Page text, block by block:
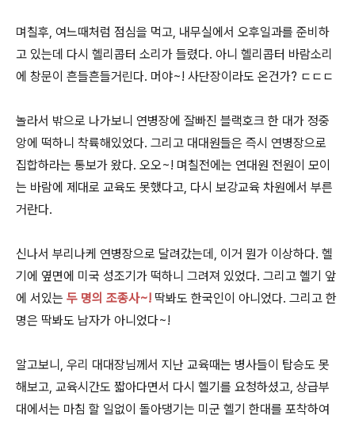
며칠후, 여느때처럼 점심을 먹고, 내무실에서 오후일과를 준비하
고 있는데 다시 헬리콥터 소리가 들렸다. 아니 헬리콥터 바람소리
에 창문이 흔들흔들거린다. 머야~! 사단장이라도 온건가? ㄷㄷㄷ
놀라서 밖으로 나가보니 연병장에 잘빠진 블랙호크 한 대가 정중
앙에 떡하니 착륙해있었다. 그리고 대대원들은 즉시 연병장으로
집합하라는 통보가 왔다. 오오~! 며칠전에는 연대원 전원이 모이
는 바람에 제대로 교육도 못했다고, 다시 보강교육 차원에서 부른
거란다.
신나서 부리나케 연병장으로 달려갔는데, 이거 뭔가 이상하다. 헬
기에 옆면에 미국 성조기가 떡하니 그려져 있었다. 그리고 헬기 앞
에 서있는 두 명의 조종사~! 딱봐도 한국인이 아니었다. 그리고 한
명은 딱봐도 남자가 아니었다~!
알고보니, 우리 대대장님께서 지난 교육때는 병사들이 탑승도 못
해보고, 교육시간도 짧아다면서 다시 헬기를 요청하셨고, 상급부
대에서는 마침 할 일없이 돌아댕기는 미군 헬기 한대를 포착하여